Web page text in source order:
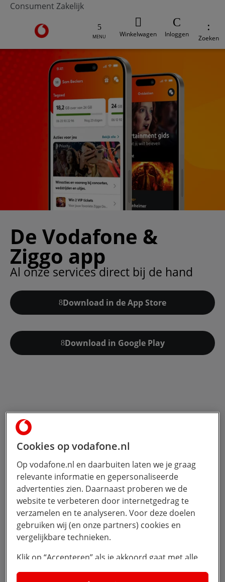
Consument Zakelijk
Ga naar de Vodafone homepage
MENU Winkelwagen Inloggen Zoeken
De Vodafone &
Ziggo app
Al onze services direct bij de hand
Download in de App Store
Download in Google Play
Cookies op vodafone.nl
Op vodafone.nl en daarbuiten laten we je graag
relevante informatie en gepersonaliseerde
advertenties zien. Daarnaast proberen we de
website te verbeteren door internetgedrag te
verzamelen en te analyseren. Voor deze doelen
gebruiken wij (en onze partners) cookies en
vergelijkbare technieken.
Klik op “Accepteren” als je akkoord gaat met alle
cookies. Kies je voor “Nee, liever niet”, dan